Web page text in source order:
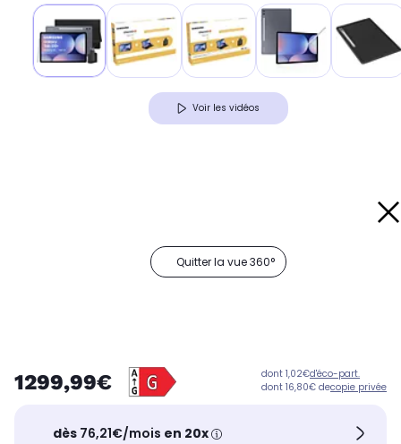
Voir les vidéos
Quitter la vue 360°
1299,99€ dont 1,02€d'éco-part.
dont 16,80€ decopie privée
dès 76,21€/mois en 20x